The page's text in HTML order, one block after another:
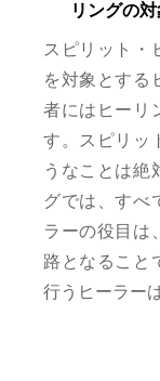
リングの
スピリット・
を対象とする
者にはヒーリ
す。スピリッ
うなことは絶
グでは、すべ
ラーの役目は
路となること
行うヒーラー